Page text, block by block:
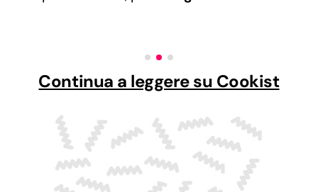
Continua a leggere su Cookist